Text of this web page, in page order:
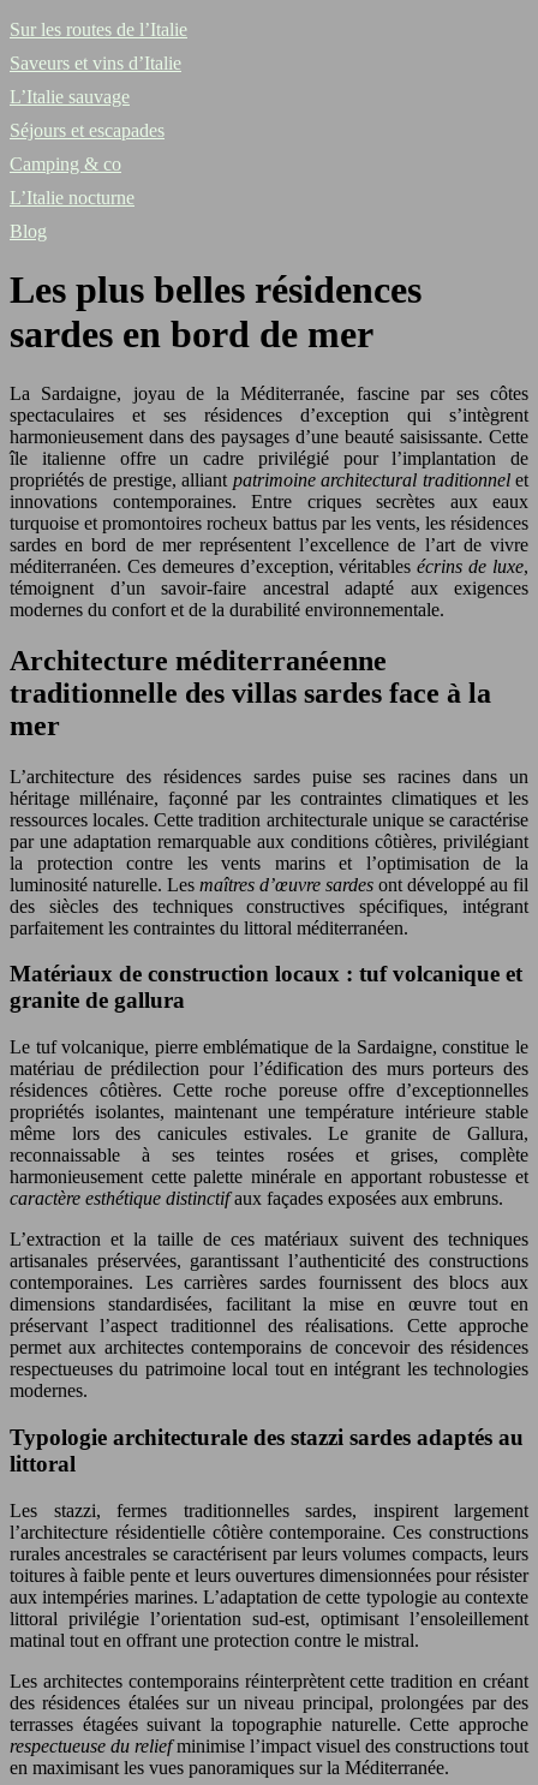
Sur les routes de l’Italie
Saveurs et vins d’Italie
L’Italie sauvage
Séjours et escapades
Camping & co
L’Italie nocturne
Blog
Les plus belles résidences
sardes en bord de mer
La Sardaigne, joyau de la Méditerranée, fascine par ses côtes
spectaculaires et ses résidences d’exception qui s’intègrent
harmonieusement dans des paysages d’une beauté saisissante. Cette
île italienne offre un cadre privilégié pour l’implantation de
propriétés de prestige, alliant patrimoine architectural traditionnelet
innovations contemporaines. Entre criques secrètes aux eaux
turquoise et promontoires rocheux battus par les vents, les résidences
sardes en bord de mer représentent l’excellence de l’art de vivre
méditerranéen. Ces demeures d’exception, véritablesécrins de luxe,
témoignent d’un savoir-faire ancestral adapté aux exigences
modernes du confort et de la durabilité environnementale.
Architecture méditerranéenne
traditionnelle des villas sardes face à la
mer
L’architecture des résidences sardes puise ses racines dans un
héritage millénaire, façonné par les contraintes climatiques et les
ressources locales. Cette tradition architecturale unique se caractérise
par une adaptation remarquable aux conditions côtières, privilégiant
la protection contre les vents marins et l’optimisation de la
luminosité naturelle. Les maîtres d’œuvre sardes ont développé au fil
des siècles des techniques constructives spécifiques, intégrant
parfaitement les contraintes du littoral méditerranéen.
Matériaux de construction locaux : tuf volcanique et
granite de gallura
Le tuf volcanique, pierre emblématique de la Sardaigne, constitue le
matériau de prédilection pour l’édification des murs porteurs des
résidences côtières. Cette roche poreuse offre d’exceptionnelles
propriétés isolantes, maintenant une température intérieure stable
même lors des canicules estivales. Le granite de Gallura,
reconnaissable à ses teintes rosées et grises, complète
harmonieusement cette palette minérale en apportant robustesse et
caractère esthétique distinctifaux façades exposées aux embruns.
L’extraction et la taille de ces matériaux suivent des techniques
artisanales préservées, garantissant l’authenticité des constructions
contemporaines. Les carrières sardes fournissent des blocs aux
dimensions standardisées, facilitant la mise en œuvre tout en
préservant l’aspect traditionnel des réalisations. Cette approche
permet aux architectes contemporains de concevoir des résidences
respectueuses du patrimoine local tout en intégrant les technologies
modernes.
Typologie architecturale des stazzi sardes adaptés au
littoral
Les stazzi, fermes traditionnelles sardes, inspirent largement
l’architecture résidentielle côtière contemporaine. Ces constructions
rurales ancestrales se caractérisent par leurs volumes compacts, leurs
toitures à faible pente et leurs ouvertures dimensionnées pour résister
aux intempéries marines. L’adaptation de cette typologie au contexte
littoral privilégie l’orientation sud-est, optimisant l’ensoleillement
matinal tout en offrant une protection contre le mistral.
Les architectes contemporains réinterprètent cette tradition en créant
des résidences étalées sur un niveau principal, prolongées par des
terrasses étagées suivant la topographie naturelle. Cette approche
respectueuse du reliefminimise l’impact visuel des constructions tout
en maximisant les vues panoramiques sur la Méditerranée.